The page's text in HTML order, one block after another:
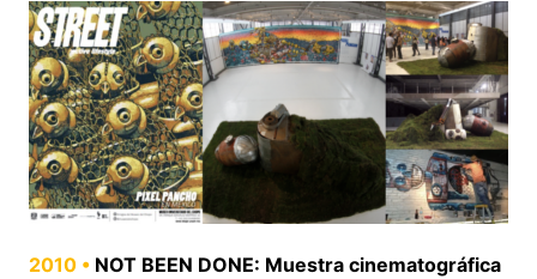
2010 • NOT BEEN DONE: Muestra cinematográfica